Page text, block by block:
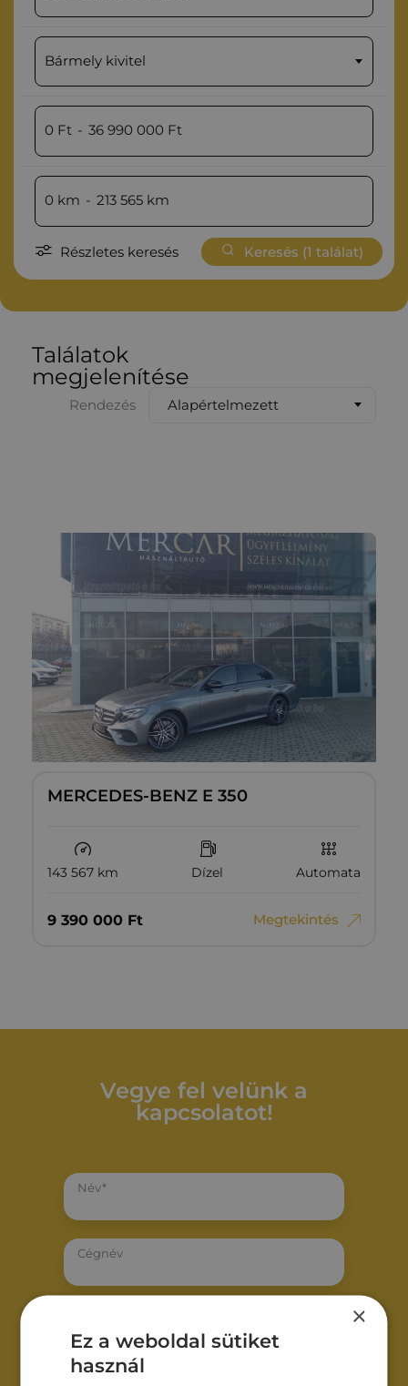
Bármely kivitel
0 Ft - 36 990 000 Ft
0 km - 213 565 km
Részletes keresés Keresés (1 találat)
Találatok
megjelenítése
Rendezés Alapértelmezett
MERCEDES-BENZ E 350
143 567 km Dízel Automata
9‏‏‎ ‎390‏‏‎ ‎000 Ft Megtekintés
Vegye fel velünk a
kapcsolatot!
Név*
Cégnév
×
Ez a weboldal sütiket
használ